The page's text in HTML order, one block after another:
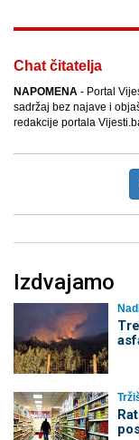
Chat čitatelja
NAPOMENA - Portal
sadržaj bez najave i
redakcije portala
Izdvajamo